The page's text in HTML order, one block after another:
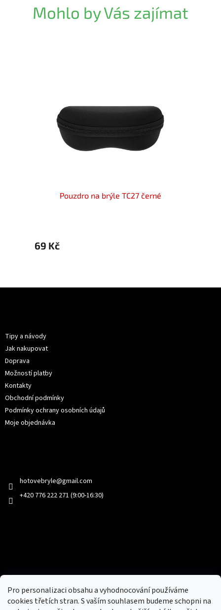
Pro personalizaci obsahu a vyhodnocování používáme
cookies třetích stran. S vaším souhlasem budeme schopni na
Mohlo by Vás zajímat
Pouzdro na brýle TC27 černé
69 Kč
Tipy a návody
Jak nakupovat
Doprava
Možností platby
Kontakty
Obchodní podmínky
Podmínky ochrany osobních údajů
Moje objednávka
hotovebryle@gmail.com
+420 776 222 271 (9:00-16:30)